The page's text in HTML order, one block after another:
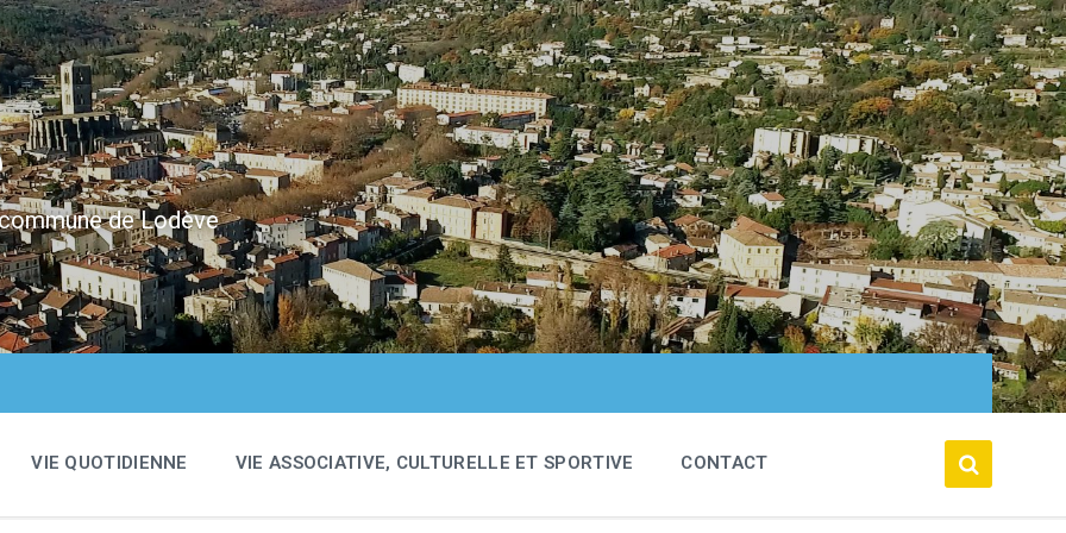
de Lodève
VIE QUOTIDIENNE VIE ASSOCIATIVE, CULTURELLE ET SPORTIVE CONTACT